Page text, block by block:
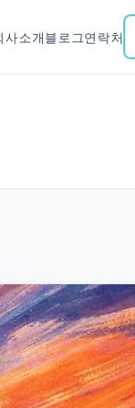
사소개블로그연락처